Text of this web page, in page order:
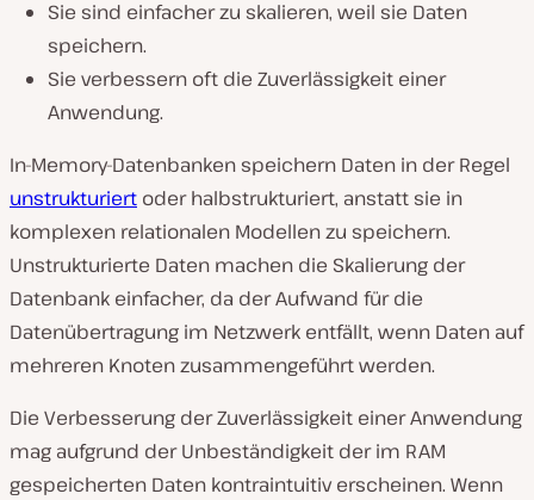
Sie sind einfacher zu skalieren, weil sie Daten
speichern.
Sie verbessern oft die Zuverlässigkeit einer
Anwendung.
In-Memory-Datenbanken speichern Daten in der Regel
unstrukturiert oder halbstrukturiert, anstatt sie in
komplexen relationalen Modellen zu speichern.
Unstrukturierte Daten machen die Skalierung der
Datenbank einfacher, da der Aufwand für die
Datenübertragung im Netzwerk entfällt, wenn Daten auf
mehreren Knoten zusammengeführt werden.
Die Verbesserung der Zuverlässigkeit einer Anwendung
mag aufgrund der Unbeständigkeit der im RAM
gespeicherten Daten kontraintuitiv erscheinen. Wenn